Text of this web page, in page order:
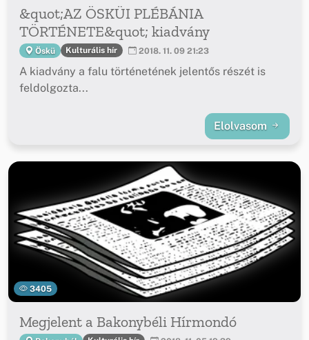
&quot;AZ ÖSKÜI PLÉBÁNIA
TÖRTÉNETE&quot; kiadvány
Öskü Kulturális hír 2018. 11. 09 21:23
A kiadvány a falu történetének jelentős részét is
feldolgozta...
Elolvasom
3405
Megjelent a Bakonybéli Hírmondó